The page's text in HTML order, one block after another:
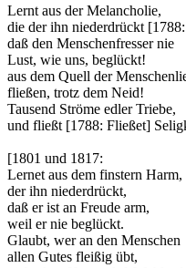
Lernt aus der Melancholie,
die der ihn niederdrückt
daß den Menschenfresser nie
Lust, wie uns, beglückt!
aus dem Quell der
fließen, trotz dem Neid!
Tausend Ströme edler Triebe,
und fließt [1788: Fließet]
[1801 und 1817:
Lernet aus dem finstern Harm,
der ihn niederdrückt,
daß er ist an Freude arm,
weil er nie beglückt.
Glaubt, wer an den Menschen
allen Gutes fleißig übt,